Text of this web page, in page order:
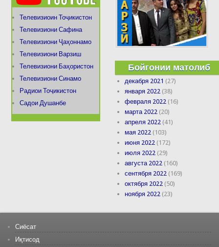
Телевизиоин Тоҷикистон
Телевизиони Сафина
Телевизиони Ҷаҳоннамо
Телевизиони Варзиш
Телевизиони Баҳористон
Телевизиони Синамо
Радиои Тоҷикистон
Садои Душанбе
Бойгонии матолиб
декабря 2021 (27)
января 2022 (38)
февраля 2022 (16)
марта 2022 (20)
апреля 2022 (41)
мая 2022 (103)
июня 2022 (172)
июля 2022 (29)
августа 2022 (160)
сентября 2022 (169)
октября 2022 (50)
ноября 2022 (23)
Сиёсат
Иқтисод